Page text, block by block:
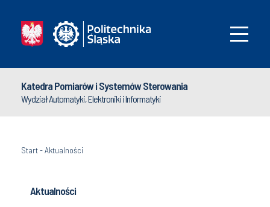
Katedra Pomiarów i Systemów Sterowania
Wydział Automatyki, Elektroniki i Informatyki
Start-Aktualności
Aktualności